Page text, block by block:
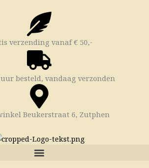
verzending vanaf € 50,-
uur besteld, vandaag verzonden
Beukerstraat 6, Zutphen